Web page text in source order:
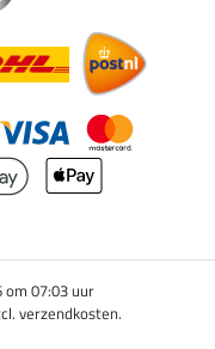
07:03 uur
verzendkosten.